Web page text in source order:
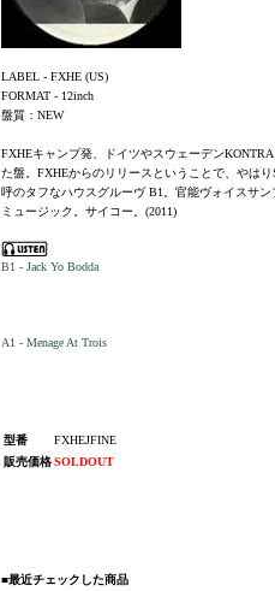
LABEL - FXHE (US)
FORMAT - 12inch
盤質：NEW
FXHEキャンプ発、ドイツやスウェーデン
た盤。FXHEからのリリースということで、やは
呼のタフなハウスグルーヴ B1。官能ヴォイスサ
ミュージック。サイコー。(2011)
B1 - Jack Yo Bodda
A1 - Menage At Trois
型番
FXHEJFINE
販売価格SOLDOUT
■最近チェックした商品